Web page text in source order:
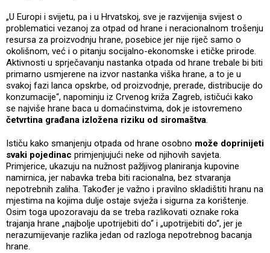
„U Europi i svijetu, pa i u Hrvatskoj, sve je razvijenija svijest o
problematici vezanoj za otpad od hrane i neracionalnom trošenju
resursa za proizvodnju hrane, posebice jer nije riječ samo o
okolišnom, već i o pitanju socijalno-ekonomske i etičke prirode.
Aktivnosti u sprječavanju nastanka otpada od hrane trebale bi biti
primarno usmjerene na izvor nastanka viška hrane, a to je u
svakoj fazi lanca opskrbe, od proizvodnje, prerade, distribucije do
konzumacije“, napominju iz Crvenog križa Zagreb, ističući kako
se najviše hrane baca u domaćinstvima, dok je istovremeno
četvrtina građana izložena riziku od siromaštva.
Ističu kako smanjenju otpada od hrane osobno može doprinijeti
svaki pojedinac primjenjujući neke od njihovih savjeta.
Primjerice, ukazuju na nužnost pažljivog planiranja kupovine
namirnica, jer nabavka treba biti racionalna, bez stvaranja
nepotrebnih zaliha. Također je važno i pravilno skladištiti hranu na
mjestima na kojima dulje ostaje svježa i sigurna za korištenje.
Osim toga upozoravaju da se treba razlikovati oznake roka
trajanja hrane „najbolje upotrijebiti do“ i „upotrijebiti do“, jer je
nerazumijevanje razlika jedan od razloga nepotrebnog bacanja
hrane.